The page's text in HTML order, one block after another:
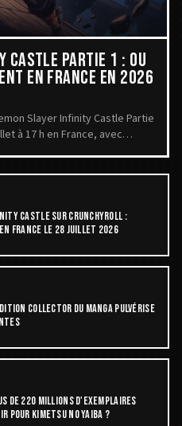
CASTLE PARTIE 1 : OÙ
EN FRANCE EN 2026
Slayer Infinity Castle Partie
à 17 h en France, avec
CASTLE SUR CRUNCHYROLL :
EN FRANCE LE 28 JUILLET 2026
COLLECTOR DU MANGA PULVÉRISE
DE 220 MILLIONS D'EXEMPLAIRES
POUR KIMETSU NO YAIBA ?